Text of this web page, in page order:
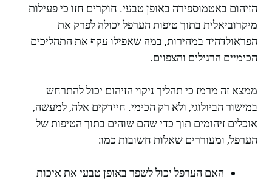
הזיהום באטמוספירה באופן טבעי. חוקרים חזו כי פעילות
מיקרוביאלית בתוך טיפות הערפל יכולה לפרק את
הפראולדהיד במהירות, במה שאפילו עקף את התהליכים
הכימיים הרגילים והצפוים.
ממצא זה מרמז כי תהליך ניקוי הזיהום יכול להתרחש
במישור הביולוגי, ולא רק הכימי. חיידקים אלה, למעשה,
אוכלים זיהומים תוך כדי שהם שוהים בתוך הטיפות של
הערפל, ומעוררים שאלות חשובות כמו:
האם הערפל יכול לשפר באופן טבעי את איכות